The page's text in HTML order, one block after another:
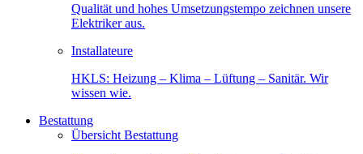
Qualität und hohes Umsetzungstempo zeichnen unsere
Elektriker aus.
Installateure
HKLS: Heizung – Klima – Lüftung – Sanitär. Wir
wissen wie.
Bestattung
Übersicht Bestattung